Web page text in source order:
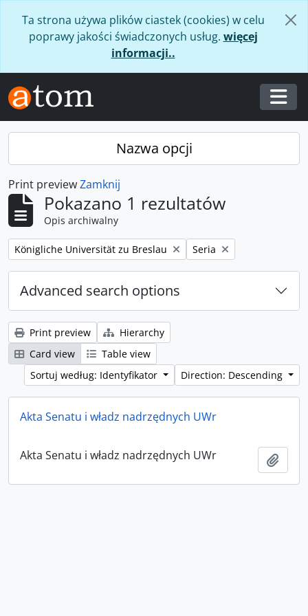
Ta strona używa plików ciastek (cookies) w celu
poprawy jakości świadczonych usług. więcej
informacji..
Nazwa opcji
Print previewZamknij
Pokazano 1 rezultatów
Opis archiwalny
Remove filter:
Königliche Universität zu Breslau Remove filter:
Seria
Advanced search options
Print preview
Hierarchy
Card view
Table view
Sortuj według: Identyfikator
Direction: Descending
Akta Senatu i władz nadrzędnych UWr
Akta Senatu i władz nadrzędnych UWr